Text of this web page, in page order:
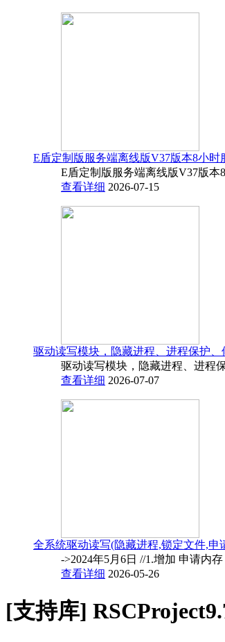
E盾定制版服务端离线版V37版本8小时
E盾定制版服务端离线版V37版
查看详细 2026-07-15
驱动读写模块，隐藏进程、进程保护、
驱动读写模块，隐藏进程、进程
查看详细 2026-07-07
全系统驱动读写(隐藏进程,锁定文件,申
->2024年5月6日 //1.增加 申请内
查看详细 2026-05-26
[支持库]